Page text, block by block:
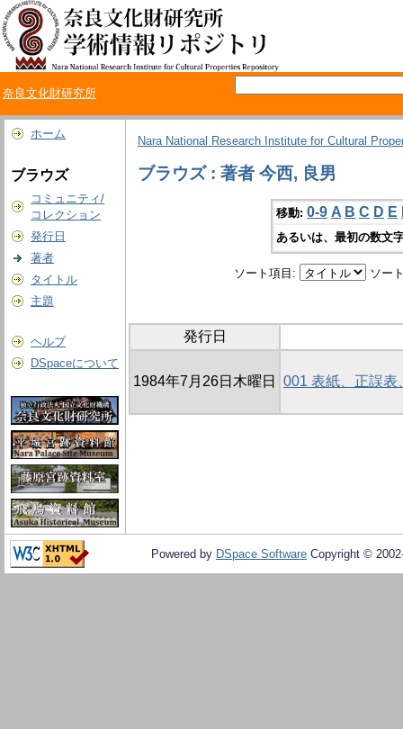
奈良文化財研究所
ホーム
ブラウズ
コミュニティ/
コレクション
発行日
著者
タイトル
主題
ヘルプ
DSpaceについて
Nara National Research Institute for Cultural
ブラウズ : 著者 今西, 良男
移動: 0-9 A B C D E
あるいは、最初の数文
ソート項目: ソー
発行日
1984年7月26日木曜日 001 表紙、正誤表
Powered by DSpace Software Copyright ©